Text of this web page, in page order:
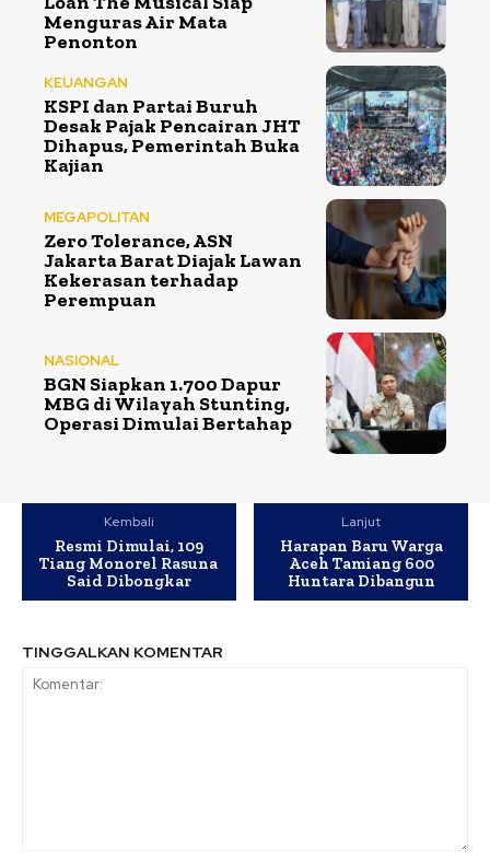
Menguras Air Mata
Penonton
KEUANGAN
KSPI dan Partai Buruh
Desak Pajak Pencairan JHT
Dihapus, Pemerintah Buka
Kajian
MEGAPOLITAN
Zero Tolerance, ASN
Jakarta Barat Diajak Lawan
Kekerasan terhadap
Perempuan
NASIONAL
BGN Siapkan 1.700 Dapur
MBG di Wilayah Stunting,
Operasi Dimulai Bertahap
Kembali
Resmi Dimulai, 109
Tiang Monorel Rasuna
Said Dibongkar
Lanjut
Harapan Baru Warga
Aceh Tamiang 600
Huntara Dibangun
TINGGALKAN KOMENTAR